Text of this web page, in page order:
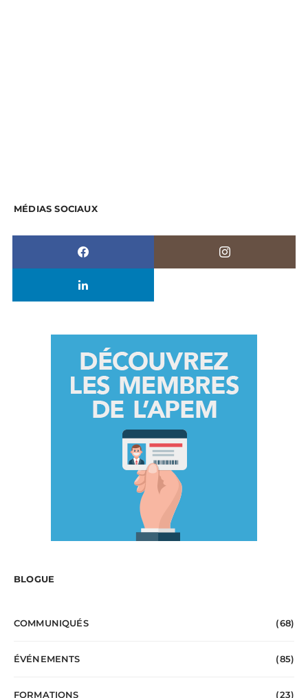
MÉDIAS SOCIAUX
BLOGUE
COMMUNIQUÉS (68)
ÉVÉNEMENTS (85)
FORMATIONS (23)